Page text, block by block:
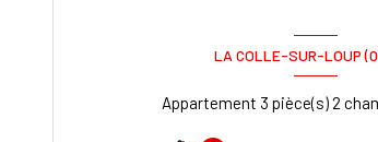
LA COLLE-SUR-LOUP